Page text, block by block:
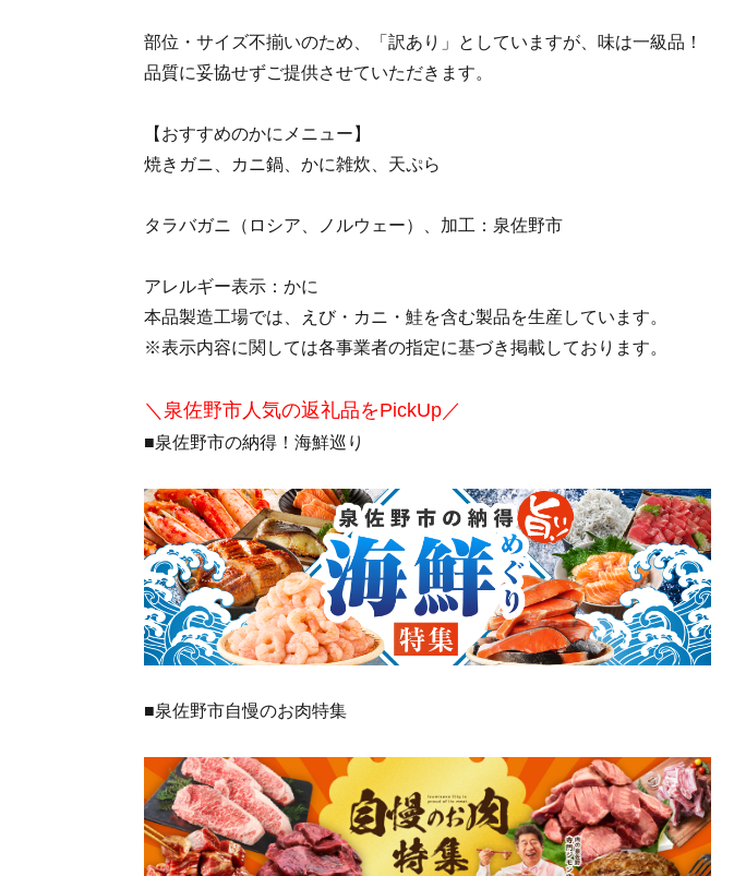
部位・サイズ不揃いのため、「訳あり」としていますが、味は一級品！
品質に妥協せずご提供させていただきます。
【おすすめのかにメニュー】
焼きガニ、カニ鍋、かに雑炊、天ぷら
タラバガニ（ロシア、ノルウェー）、加工：泉佐野市
アレルギー表示：かに
本品製造工場では、えび・カニ・鮭を含む製品を生産しています。
※表示内容に関しては各事業者の指定に基づき掲載しております。
＼泉佐野市人気の返礼品をPickUp／
■泉佐野市の納得！海鮮巡り
■泉佐野市自慢のお肉特集